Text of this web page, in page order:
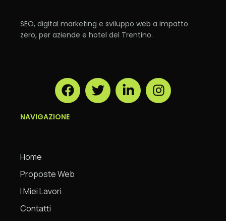
SEO, digital marketing e sviluppo web a impatto
zero, per aziende e hotel del Trentino.
NAVIGAZIONE
Home
Proposte Web
I Miei Lavori
Contatti